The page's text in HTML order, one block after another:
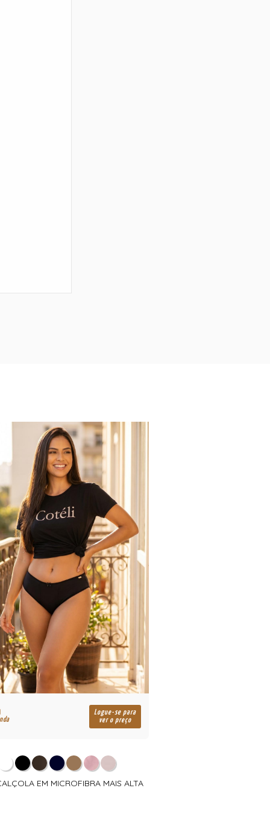
Logue-se para
ver o preço
EM MICROFIBRA MAIS ALTA